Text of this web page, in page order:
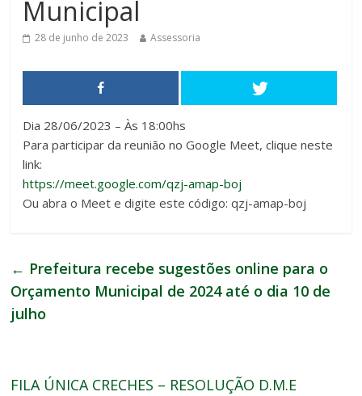
Municipal
28 de junho de 2023 Assessoria
Dia 28/06/2023 – Às 18:00hs
Para participar da reunião no Google Meet, clique neste
link:
https://meet.google.com/qzj-amap-boj
Ou abra o Meet e digite este código: qzj-amap-boj
← Prefeitura recebe sugestões online para o
Orçamento Municipal de 2024 até o dia 10 de
julho
FILA ÚNICA CRECHES – RESOLUÇÃO D.M.E